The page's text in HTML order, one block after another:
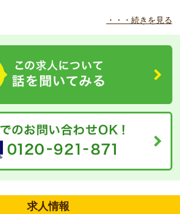
・・・続きを見る
求人情報